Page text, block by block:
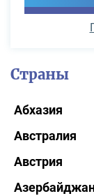
Страны
Абхазия
Австралия
Австрия